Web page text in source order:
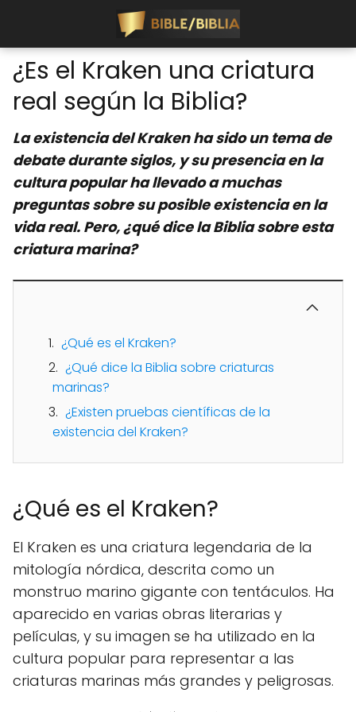
¿Es el Kraken una criatura
real según la Biblia?
La existencia del Kraken ha sido un tema de
debate durante siglos, y su presencia en la
cultura popular ha llevado a muchas
preguntas sobre su posible existencia en la
vida real. Pero, ¿qué dice la Biblia sobre esta
criatura marina?
¿Qué es el Kraken?
¿Qué dice la Biblia sobre criaturas
marinas?
¿Existen pruebas científicas de la
existencia del Kraken?
¿Qué es el Kraken?
El Kraken es una criatura legendaria de la
mitología nórdica, descrita como un
monstruo marino gigante con tentáculos. Ha
aparecido en varias obras literarias y
películas, y su imagen se ha utilizado en la
cultura popular para representar a las
criaturas marinas más grandes y peligrosas.